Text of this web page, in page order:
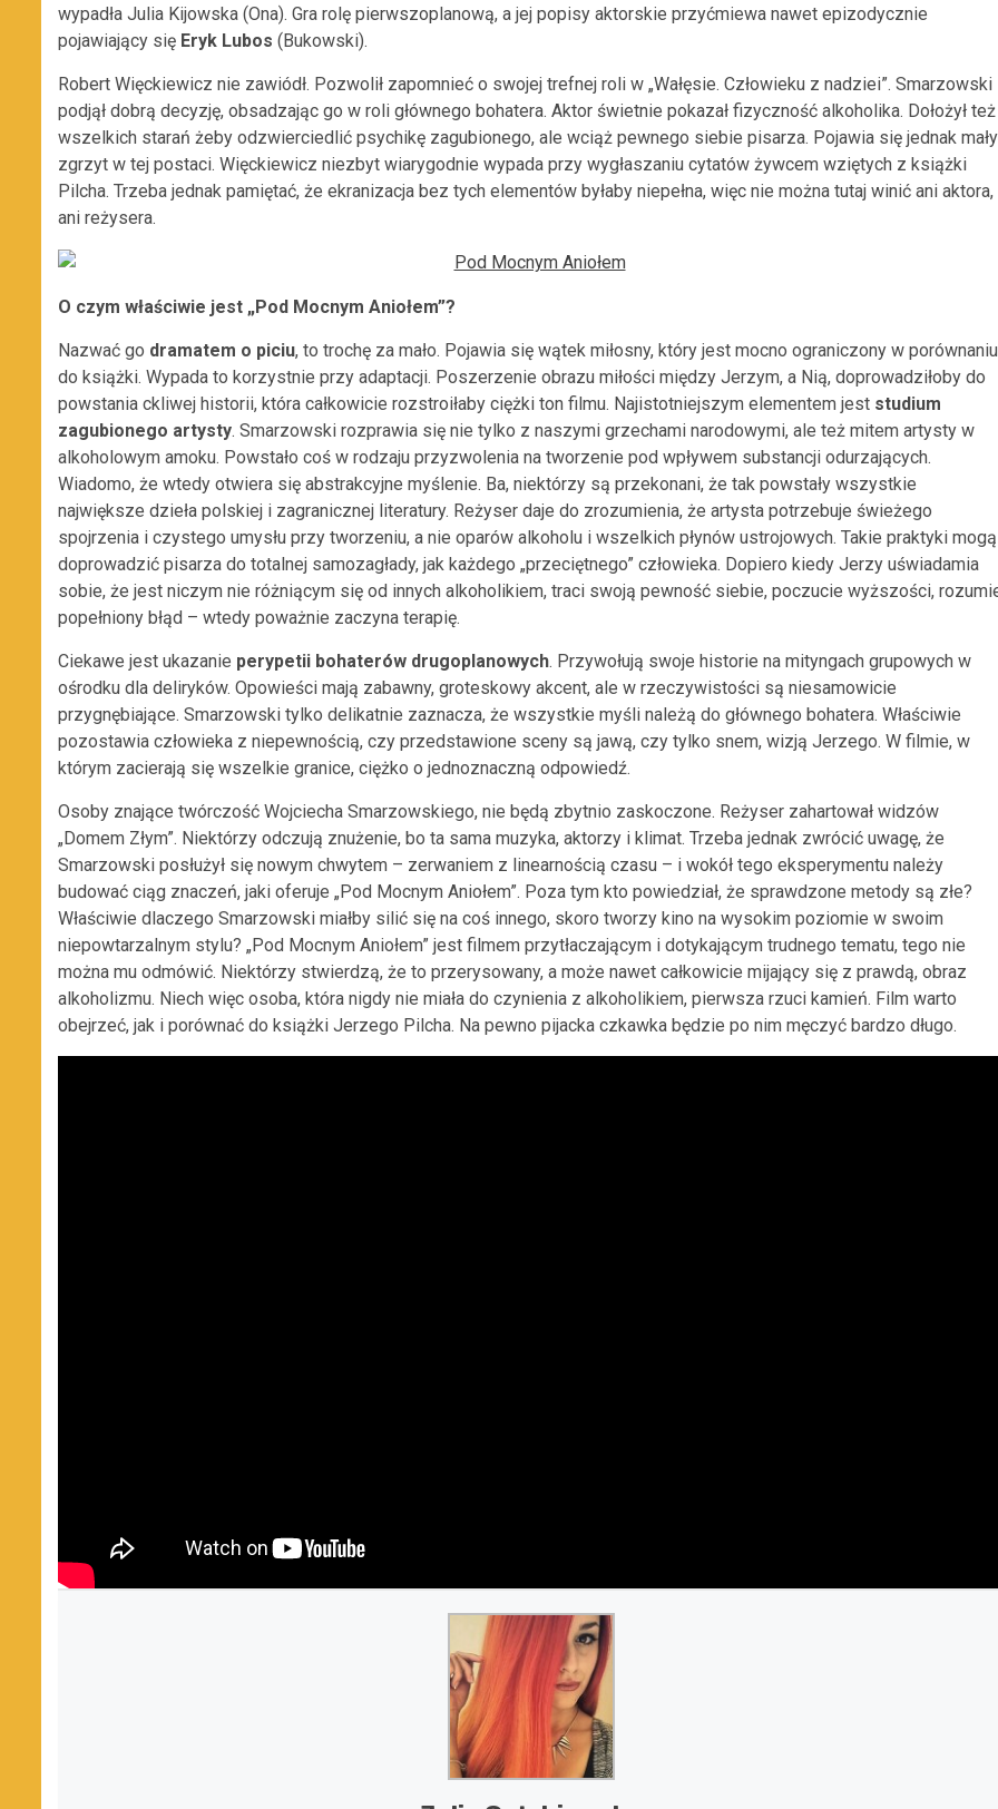
wypadła Julia Kijowska (Ona). Gra rolę pierwszoplanową, a jej popisy aktorskie przyćmiewa nawet epizodycznie
pojawiający się Eryk Lubos (Bukowski).
Robert Więckiewicz nie zawiódł. Pozwolił zapomnieć o swojej trefnej roli w „Wałęsie. Człowieku z nadziei”. Smarzowski
podjął dobrą decyzję, obsadzając go w roli głównego bohatera. Aktor świetnie pokazał fizyczność alkoholika. Dołożył też
wszelkich starań żeby odzwierciedlić psychikę zagubionego, ale wciąż pewnego siebie pisarza. Pojawia się jednak mały
zgrzyt w tej postaci. Więckiewicz niezbyt wiarygodnie wypada przy wygłaszaniu cytatów żywcem wziętych z książki
Pilcha. Trzeba jednak pamiętać, że ekranizacja bez tych elementów byłaby niepełna, więc nie można tutaj winić ani aktora,
ani reżysera.
O czym właściwie jest „Pod Mocnym Aniołem”?
Nazwać go dramatem o piciu, to trochę za mało. Pojawia się wątek miłosny, który jest mocno ograniczony w porównaniu
do książki. Wypada to korzystnie przy adaptacji. Poszerzenie obrazu miłości między Jerzym, a Nią, doprowadziłoby do
powstania ckliwej historii, która całkowicie rozstroiłaby ciężki ton filmu. Najistotniejszym elementem jest studium
zagubionego artysty. Smarzowski rozprawia się nie tylko z naszymi grzechami narodowymi, ale też mitem artysty w
alkoholowym amoku. Powstało coś w rodzaju przyzwolenia na tworzenie pod wpływem substancji odurzających.
Wiadomo, że wtedy otwiera się abstrakcyjne myślenie. Ba, niektórzy są przekonani, że tak powstały wszystkie
największe dzieła polskiej i zagranicznej literatury. Reżyser daje do zrozumienia, że artysta potrzebuje świeżego
spojrzenia i czystego umysłu przy tworzeniu, a nie oparów alkoholu i wszelkich płynów ustrojowych. Takie praktyki mogą
doprowadzić pisarza do totalnej samozagłady, jak każdego „przeciętnego” człowieka. Dopiero kiedy Jerzy uświadamia
sobie, że jest niczym nie różniącym się od innych alkoholikiem, traci swoją pewność siebie, poczucie wyższości,
popełniony błąd – wtedy poważnie zaczyna terapię.
Ciekawe jest ukazanie perypetii bohaterów drugoplanowych. Przywołują swoje historie na mityngach grupowych w
ośrodku dla deliryków. Opowieści mają zabawny, groteskowy akcent, ale w rzeczywistości są niesamowicie
przygnębiające. Smarzowski tylko delikatnie zaznacza, że wszystkie myśli należą do głównego bohatera. Właściwie
pozostawia człowieka z niepewnością, czy przedstawione sceny są jawą, czy tylko snem, wizją Jerzego. W filmie, w
którym zacierają się wszelkie granice, ciężko o jednoznaczną odpowiedź.
Osoby znające twórczość Wojciecha Smarzowskiego, nie będą zbytnio zaskoczone. Reżyser zahartował widzów
„Domem Złym”. Niektórzy odczują znużenie, bo ta sama muzyka, aktorzy i klimat. Trzeba jednak zwrócić uwagę, że
Smarzowski posłużył się nowym chwytem – zerwaniem z linearnością czasu – i wokół tego eksperymentu należy
budować ciąg znaczeń, jaki oferuje „Pod Mocnym Aniołem”. Poza tym kto powiedział, że sprawdzone metody są złe?
Właściwie dlaczego Smarzowski miałby silić się na coś innego, skoro tworzy kino na wysokim poziomie w swoim
niepowtarzalnym stylu? „Pod Mocnym Aniołem” jest filmem przytłaczającym i dotykającym trudnego tematu, tego nie
można mu odmówić. Niektórzy stwierdzą, że to przerysowany, a może nawet całkowicie mijający się z prawdą, obraz
alkoholizmu. Niech więc osoba, która nigdy nie miała do czynienia z alkoholikiem, pierwsza rzuci kamień. Film warto
obejrzeć, jak i porównać do książki Jerzego Pilcha. Na pewno pijacka czkawka będzie po nim męczyć bardzo długo.